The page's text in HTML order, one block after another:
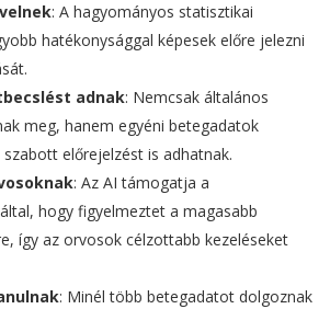
: A hagyományos statisztikai
hatékonysággal képesek előre jelezni
adnak: Nemcsak általános
meg, hanem egyéni betegadatok
előrejelzést is adhatnak.
: Az AI támogatja a
hogy figyelmeztet a magasabb
így az orvosok célzottabb kezeléseket
: Minél több betegadatot dolgoznak